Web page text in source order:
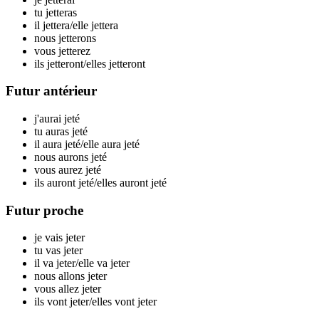
tu jetteras
il jettera/elle jettera
nous jetterons
vous jetterez
ils jetteront/elles jetteront
Futur antérieur
j'aurai jeté
tu auras jeté
il aura jeté/elle aura jeté
nous aurons jeté
vous aurez jeté
ils auront jeté/elles auront jeté
Futur proche
je vais jeter
tu vas jeter
il va jeter/elle va jeter
nous allons jeter
vous allez jeter
ils vont jeter/elles vont jeter